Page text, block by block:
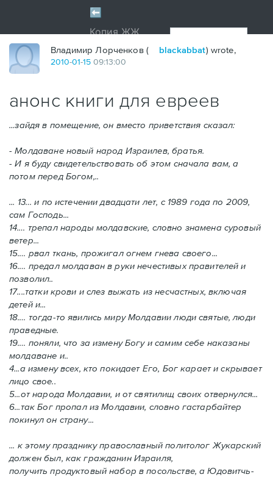
Владимир Лорченков ( blackabbat) wrote,
2010-01-15 09:13:00
анонс книги для евреев
...зайдя в помещение, он вместо приветствия сказал:
- Молдаване новый народ Израилев, братья.
- И я буду свидетельствовать об этом сначала вам, а
потом перед Богом,..
... 13… и по истечении двадцати лет, с 1989 года по 2009,
сам Господь...
14.… трепал народы молдавские, словно знамена суровый
ветер...
15.… рвал ткань, прожигал огнем гнева своего...
16.… предал молдаван в руки нечестивых правителей и
позволил..
17....татки крови и слез выжать из несчастных, включая
детей и...
18.… тогда-то явились миру Молдавии люди святые, люди
праведные.
19.… поняли, что за измену Богу и самим себе наказаны
молдаване и..
4...а измену всех, кто покидает Его, Бог карает и скрывает
лицо свое..
5...от народа Молдавии, и от святилищ своих отвернулся...
6...так Бог пропал из Молдавии, словно гастарбайтер
покинул он страну...
... к этому празднику православный политолог Жукарский
должен был, как гражданин Израиля,
получить продуктовый набор в посольстве, а Юдовитчь-